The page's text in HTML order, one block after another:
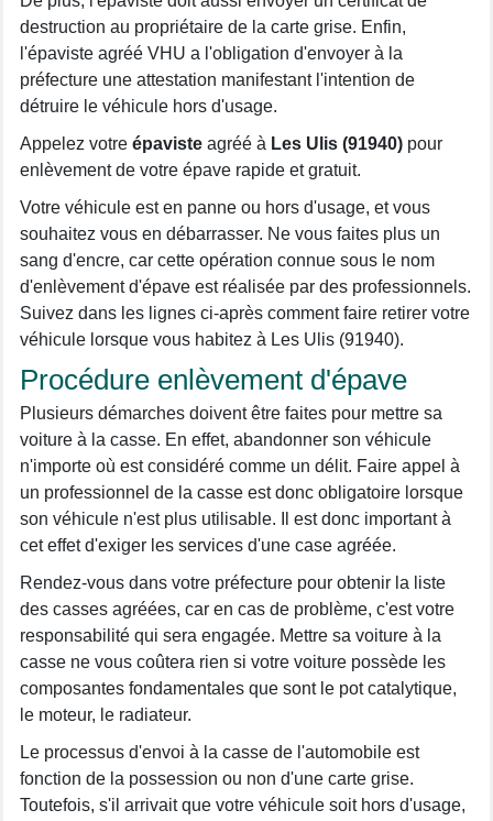
destruction au propriétaire de la carte grise. Enfin,
l'épaviste agréé VHU a l'obligation d'envoyer à la
préfecture une attestation manifestant l'intention de
détruire le véhicule hors d'usage.
Appelez votre épaviste agréé à Les Ulis (91940) pour
enlèvement de votre épave rapide et gratuit.
Votre véhicule est en panne ou hors d'usage, et vous
souhaitez vous en débarrasser. Ne vous faites plus un
sang d'encre, car cette opération connue sous le nom
d'enlèvement d'épave est réalisée par des professionnels.
Suivez dans les lignes ci-après comment faire retirer votre
véhicule lorsque vous habitez à Les Ulis (91940).
Procédure enlèvement d'épave
Plusieurs démarches doivent être faites pour mettre sa
voiture à la casse. En effet, abandonner son véhicule
n'importe où est considéré comme un délit. Faire appel à
un professionnel de la casse est donc obligatoire lorsque
son véhicule n'est plus utilisable. Il est donc important à
cet effet d'exiger les services d'une case agréée.
Rendez-vous dans votre préfecture pour obtenir la liste
des casses agréées, car en cas de problème, c'est votre
responsabilité qui sera engagée. Mettre sa voiture à la
casse ne vous coûtera rien si votre voiture possède les
composantes fondamentales que sont le pot catalytique,
le moteur, le radiateur.
Le processus d'envoi à la casse de l'automobile est
fonction de la possession ou non d'une carte grise.
Toutefois, s'il arrivait que votre véhicule soit hors d'usage,